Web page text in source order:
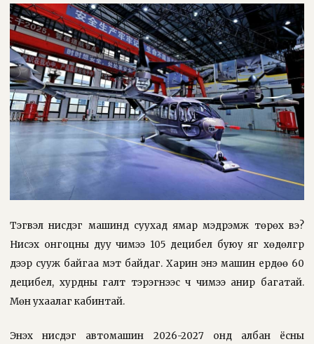
Тэгвэл нисдэг машинд суухад ямар мэдрэмж төрөх вэ?
Нисэх онгоцны дуу чимээ 105 децибел буюу яг хөдөлгүүр
дээр сууж байгаа мэт байдаг. Харин энэ машин ердөө 60
децибел, хурдны галт тэрэгнээс ч чимээ анир багатай.
Мөн ухаалаг кабинтай.
Энэхүү нисдэг автомашин 2026-2027 онд албан ёсны